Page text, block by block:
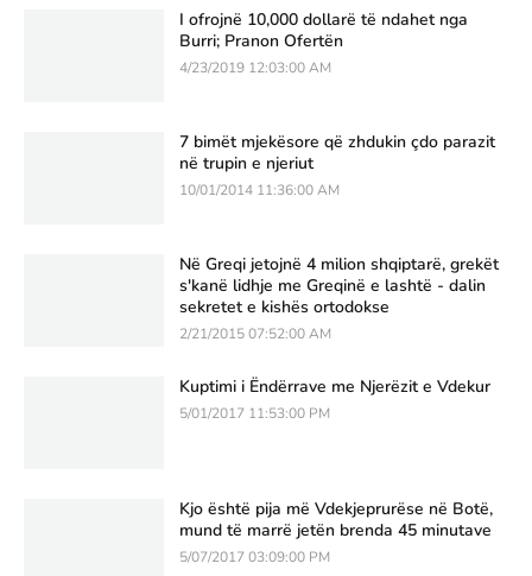
I ofrojnë 10,000 dollarë të ndahet nga
Burri; Pranon Ofertën
4/23/2019 12:03:00 AM
7 bimët mjekësore që zhdukin çdo parazit
në trupin e njeriut
10/01/2014 11:36:00 AM
Në Greqi jetojnë 4 milion shqiptarë, grekët
s'kanë lidhje me Greqinë e lashtë - dalin
sekretet e kishës ortodokse
2/21/2015 07:52:00 AM
Kuptimi i Ëndërrave me Njerëzit e Vdekur
5/01/2017 11:53:00 PM
Kjo është pija më Vdekjeprurëse në Botë,
mund të marrë jetën brenda 45 minutave
5/07/2017 03:09:00 PM